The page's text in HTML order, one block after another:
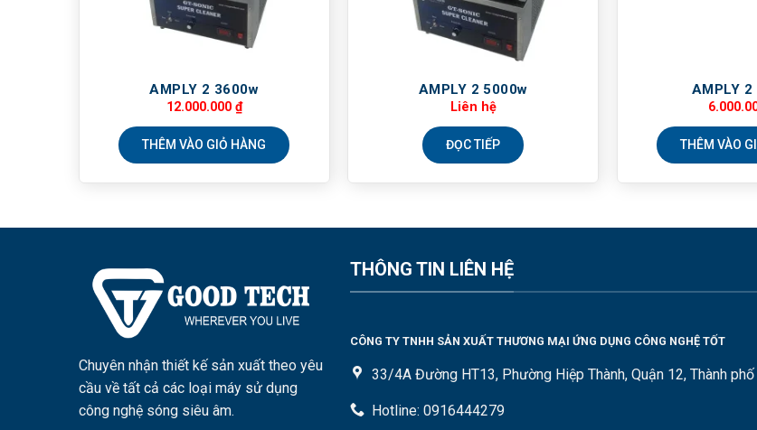
AMPLY 2 3600w
12.000.000 ₫
THÊM VÀO GIỎ HÀNG
AMPLY 2 5000w
Liên hệ
ĐỌC TIẾP
AMPLY 2
THÊM VÀO
Chuyên nhận thiết kế sản xuất theo yêu
cầu về tất cả các loại máy sử dụng
công nghệ sóng siêu âm.
THÔNG TIN LIÊN HỆ
CÔNG TY TNHH SẢN XUẤT THƯƠNG MẠI ỨNG DỤNG CÔNG NGHỆ TỐT
33/4A Đường HT13, Phường Hiệp Thành, Quận 12, Thành
Hotline: 0916444279